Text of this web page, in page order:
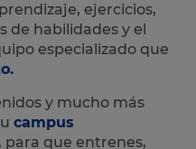
ejercicios,
de habilidades y el
especializado que
y mucho más
campus
que entrenes,